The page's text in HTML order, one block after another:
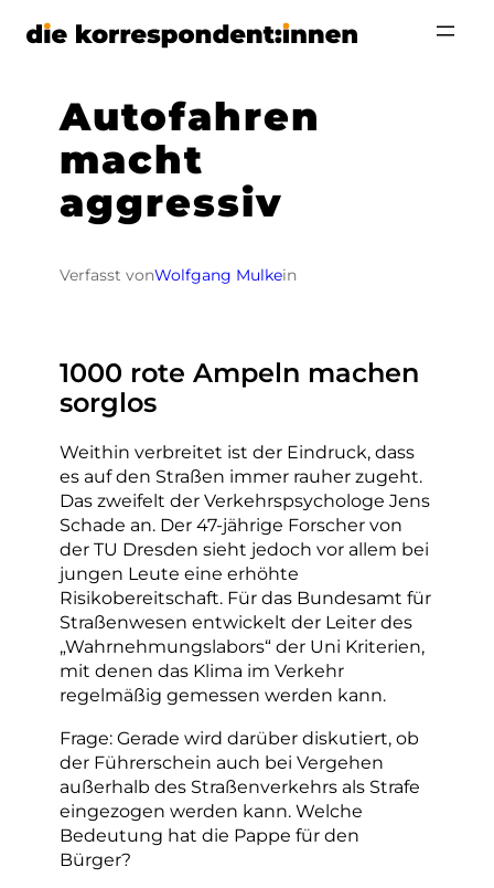
Zum
Autofahren
macht
aggressiv
Verfasst vonWolfgang Mulkein
1000 rote Ampeln machen
sorglos
Weithin verbreitet ist der Eindruck, dass
es auf den Straßen immer rauher zugeht.
Das zweifelt der Verkehrspsychologe Jens
Schade an. Der 47-jährige Forscher von
der TU Dresden sieht jedoch vor allem bei
jungen Leute eine erhöhte
Risikobereitschaft. Für das Bundesamt für
Straßenwesen entwickelt der Leiter des
„Wahrnehmungslabors“ der Uni Kriterien,
mit denen das Klima im Verkehr
regelmäßig gemessen werden kann.
Frage: Gerade wird darüber diskutiert, ob
der Führerschein auch bei Vergehen
außerhalb des Straßenverkehrs als Strafe
eingezogen werden kann. Welche
Bedeutung hat die Pappe für den
Bürger?